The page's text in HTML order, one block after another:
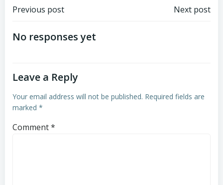
Post
navigation
Previous post Next post
No responses yet
Leave a Reply
Your email address will not be published. Required fields are
marked *
Comment*